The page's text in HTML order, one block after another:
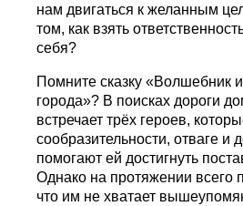
нам двигаться к желанным
том, как взять
себя?
Помните сказку «Волшебник
города»? В поисках дороги
встречает трёх героев,
сообразительности, отваге и
помогают ей достигнуть
Однако на протяжении всего
что им не хватает